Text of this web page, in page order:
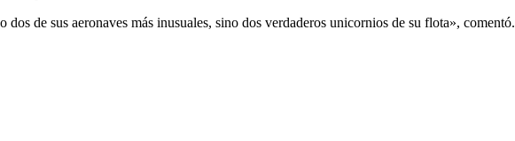
de sus aeronaves más inusuales, sino dos verdaderos unicornios de su flota», comentó.